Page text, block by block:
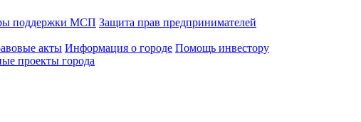
поддержки МСП Защита прав предпринимателей
акты Информация о городе Помощь инвестору
проекты города